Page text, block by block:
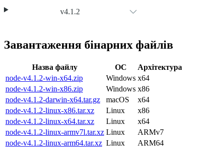
v4.1.2
Завантаження бінарних файлів
Назва файлу ОС
Архітектура
node-v4.1.2-win-x64.zip
Windows x64
node-v4.1.2-win-x86.zip
Windows x86
node-v4.1.2-darwin-x64.tar.gz
macOS
x64
node-v4.1.2-linux-x86.tar.xz
Linux
x86
node-v4.1.2-linux-x64.tar.xz
Linux
x64
node-v4.1.2-linux-armv7l.tar.xz Linux
ARMv7
node-v4.1.2-linux-arm64.tar.xz Linux ARM64